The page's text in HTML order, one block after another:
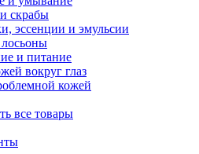
скрабы
эссенции и эмульсии
и питание
вокруг глаз
кожей
все товары